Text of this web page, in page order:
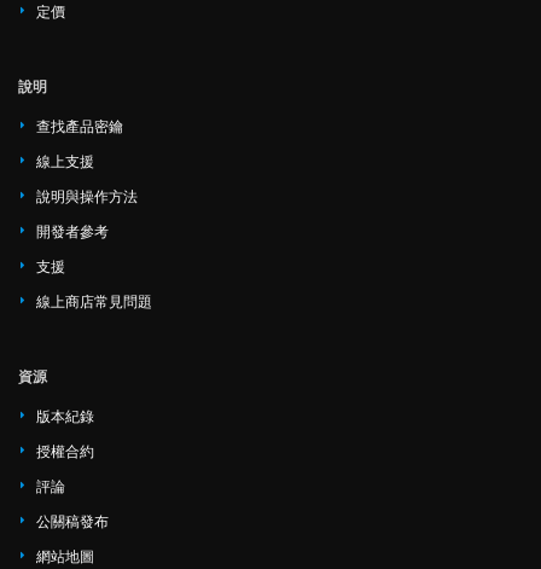
定價
說明
查找產品密鑰
線上支援
說明與操作方法
開發者參考
支援
線上商店常見問題
資源
版本紀錄
授權合約
評論
公關稿發布
網站地圖